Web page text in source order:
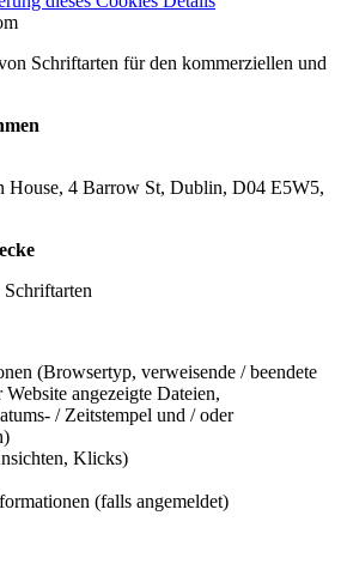
Schriftarten für den kommerziellen und
House, 4 Barrow St, Dublin, D04 E5W5,
(Browsertyp, verweisende / beendete
Website angezeigte Dateien,
/ Zeitstempel und / oder
Klicks)
(falls angemeldet)